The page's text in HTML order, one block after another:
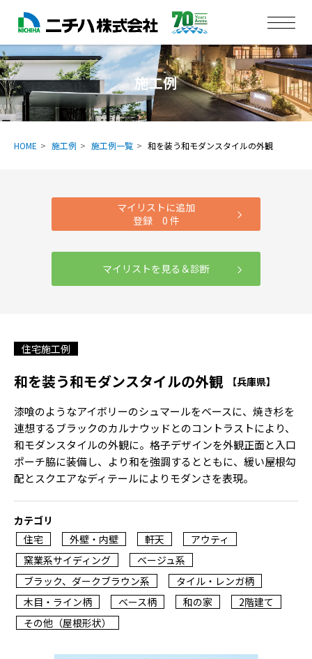
施工例
HOME 施工例 施工例一覧 和を装う和モダンスタイルの外観
マイリストに追加
登録 0 件
マイリストを見る＆診断
住宅施工例
和を装う和モダンスタイルの外観 【兵庫県】
漆喰のようなアイボリーのシュマールをベースに、焼き杉を
連想するブラックのカルナウッドとのコントラストにより、
和モダンスタイルの外観に。格子デザインを外観正面と入口
ポーチ脇に装備し、より和を強調するとともに、緩い屋根勾
配とスクエアなディテールによりモダンさを表現。
カテゴリ
住宅
外壁・内壁 軒天
アウティ
窯業系サイディング
ベージュ系
ブラック、ダークブラウン系
タイル・レンガ柄
木目・ライン柄
ベース柄 和の家
2階建て
その他（屋根形状）